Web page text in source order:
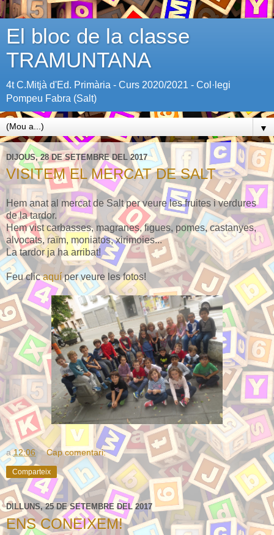
El bloc de la classe
TRAMUNTANA
4t C.Mitjà d'Ed. Primària - Curs 2020/2021 - Col·legi
Pompeu Fabra (Salt)
▼
DIJOUS, 28 DE SETEMBRE DEL 2017
VISITEM EL MERCAT DE SALT
Hem anat al mercat de Salt per veure les fruites i verdures
de la tardor.
Hem vist carbasses, magranes, figues, pomes, castanyes,
alvocats, raïm, moniatos, xirimoies...
La tardor ja ha arribat!
Feu clicaquíper veure les fotos!
a12:06 Cap comentari:
Comparteix
DILLUNS, 25 DE SETEMBRE DEL 2017
ENS CONEIXEM!